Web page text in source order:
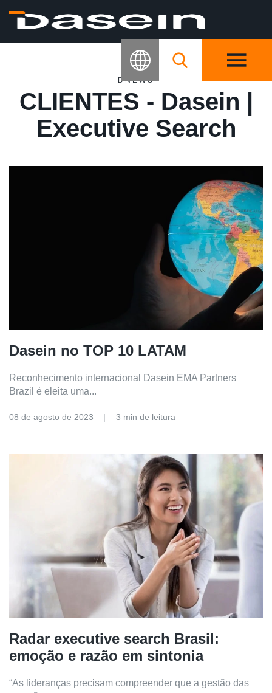
DNEWS
CLIENTES - Dasein |
Executive Search
Dasein no TOP 10 LATAM
Reconhecimento internacional Dasein EMA Partners
Brazil é eleita uma...
08 de agosto de 2023 3 min de leitura
Radar executive search Brasil:
emoção e razão em sintonia
“As lideranças precisam compreender que a gestão das